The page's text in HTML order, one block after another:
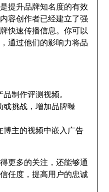
提升品牌知名度的有效
容创作者已经建立了强
快速传播信息。你可以
通过他们的影响力将品
制作评测视频。
挑战，增加品牌曝
主的视频中嵌入广告
更多的关注，还能够通
任度，提高用户的忠诚